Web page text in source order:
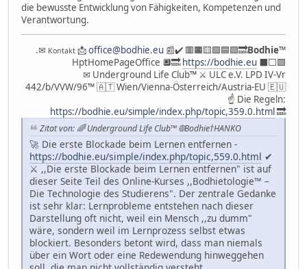
die bewusste Entwicklung von Fähigkeiten, Kompetenzen und
Verantwortung.
.✉ Kontakt 📩office@bodhie.eu 📰✔️ 🟥🟧🟨🟩🟦🟪🔜Bodhie™
HptHomePageOffice 🔲🔜https://bodhie.eu ⬛️⬜️🟪
✉ Underground Life Club™ ⚔ ULC e.V. LPD IV-Vr
442/b/VVW/96™ 🇦🇹 Wien/Vienna-Österreich/Austria-EU 🇪🇺
☝ Die Regeln:
https://bodhie.eu/simple/index.php/topic,359.0.html🔜
Zitat von: 🌈 Underground Life Club™ 🌐Bodhie†HANKO
🚀 Die erste Blockade beim Lernen entfernen -
https://bodhie.eu/simple/index.php/topic,559.0.html ✔
⚔️ ,,Die erste Blockade beim Lernen entfernen" ist auf
dieser Seite Teil des Online-Kurses ,,Bodhietologie™ –
Die Technologie des Studierens". Der zentrale Gedanke
ist sehr klar: Lernprobleme entstehen nach dieser
Darstellung oft nicht, weil ein Mensch ,,zu dumm"
wäre, sondern weil im Lernprozess selbst etwas
blockiert. Besonders betont wird, dass man niemals
über ein Wort oder eine Redewendung hinweggehen